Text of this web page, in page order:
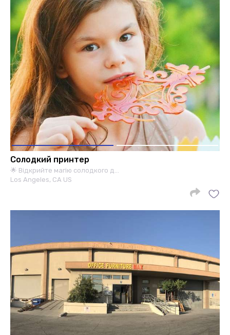
Солодкий принтер
🌟 Відкрийте магію солодкого д…
Los Angeles, CA US